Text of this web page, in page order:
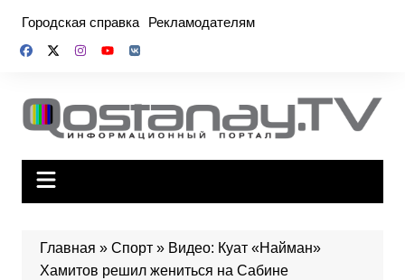
содержимому
Городская справка Рекламодателям
Главная » Спорт» Видео: Куат «Найман»
Хамитов решил жениться на Сабине